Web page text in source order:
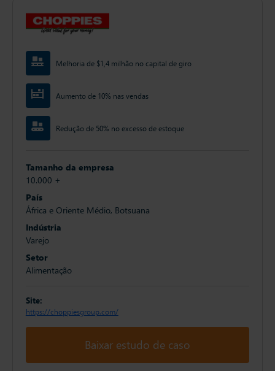
Melhoria de $1,4 milhão no capital de giro
Aumento de 10% nas vendas
Redução de 50% no excesso de estoque
Tamanho da empresa
10.000 +
País
África e Oriente Médio, Botsuana
Indústria
Varejo
Setor
Alimentação
Site:
https://choppiesgroup.com/
Baixar estudo de caso